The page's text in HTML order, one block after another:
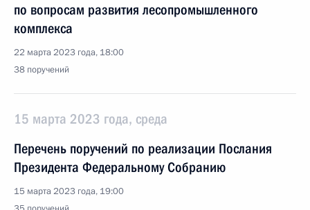
по вопросам развития лесопромышленного
комплекса
22 марта 2023 года, 18:00
38 поручений
15 марта 2023 года, среда
Перечень поручений по реализации Послания
Президента Федеральному Собранию
15 марта 2023 года, 19:00